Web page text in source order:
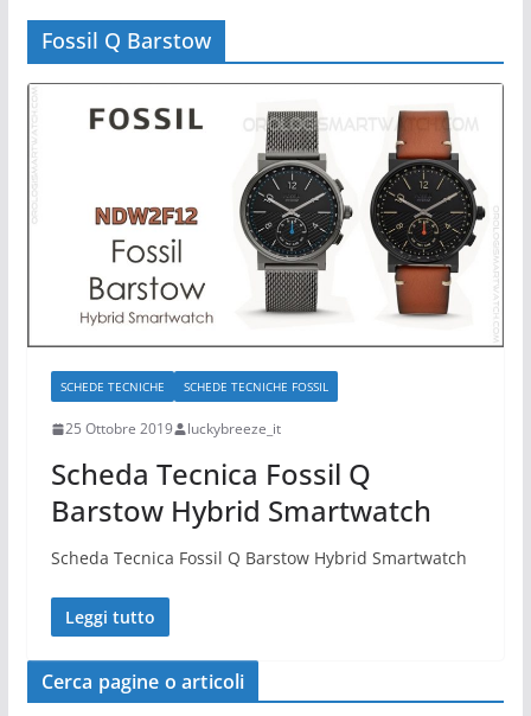
Fossil Q Barstow
SCHEDE TECNICHE SCHEDE TECNICHE FOSSIL
25 Ottobre 2019 luckybreeze_it
Scheda Tecnica Fossil Q
Barstow Hybrid Smartwatch
Scheda Tecnica Fossil Q Barstow Hybrid Smartwatch
Leggi tutto
Cerca pagine o articoli